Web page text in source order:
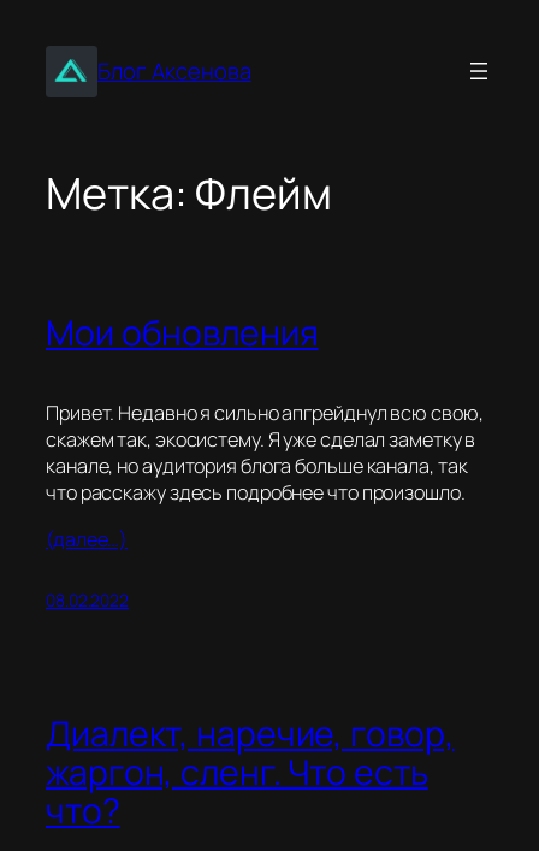
содержимомуБлог Аксенова
Метка: Флейм
Мои обновления
Привет. Недавно я сильно апгрейднул всю свою,
скажем так, экосистему. Я уже сделал заметку в
канале, но аудитория блога больше канала, так
что расскажу здесь подробнее что произошло.
(далее…)
08.02.2022
Диалект, наречие, говор,
жаргон, сленг. Что есть
что?